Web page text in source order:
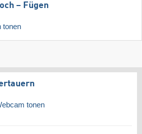
– Fügen
tonen
tonen